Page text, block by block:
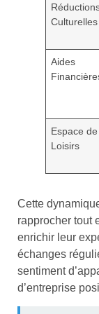
Culturelles
Aides
Espace de
Loisirs
Cette
rapprocher tout
enrichir leur
échanges
sentiment
d’entreprise